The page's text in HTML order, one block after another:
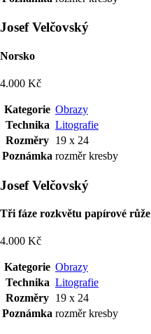
Josef Velčovský
Norsko
4.000 Kč
Kategorie Obrazy
Technika Litografie
Rozměry 19 x 24
Poznámka rozměr kresby
Josef Velčovský
Tři fáze rozkvětu papírové růže
4.000 Kč
Kategorie Obrazy
Technika Litografie
Rozměry 19 x 24
Poznámka rozměr kresby